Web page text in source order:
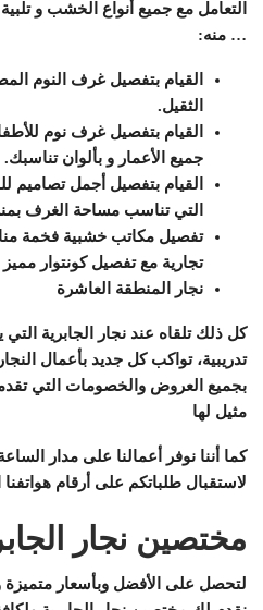
التعامل مع جميع أنواع الخشب و
… منه:
القيام بتفصيل غرف النوم
الثقيل.
القيام بتفصيل غرف نوم
جميع الأعمار و بألوان تناسبك.
القيام بتفصيل أجمل تصاميم
التي تناسب مساحة الغرف
تفصيل مكاتب خشبية فخمة
تجارية مع تفصيل كونتوار
نجار المنطقة العاشرة
كل ذلك تلقاه عند نجار الجابرية
تدريبية، تواكب كل جديد بأعمال
بجميع العروض والخصومات التي
مثيل لها
كما أننا نوفر أعمالنا على مدار
لاستقبال طلباتكم على أرقام
مختصين نجار
لتحصل على الأفضل وبأسعار